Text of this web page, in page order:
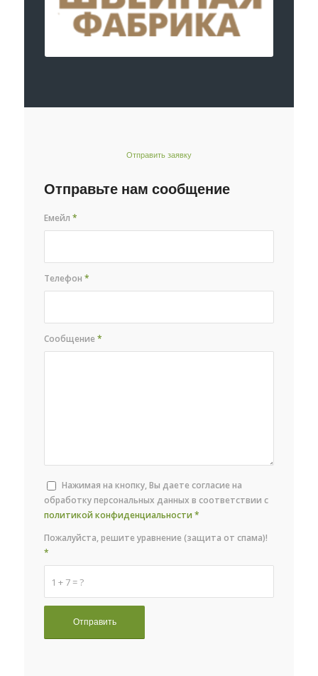
Отправить заявку
Отправьте нам сообщение
Емейл*
Телефон*
Сообщение*
Нажимая на кнопку, Вы даете согласие на
обработку персональных данных в соответствии с
политикой конфиденциальности *
1 + 7 = ?
Пожалуйста, решите уравнение (защита от спама)!
*